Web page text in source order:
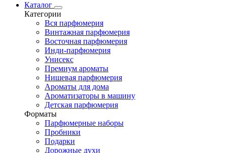
Каталог
Категории
Вся парфюмерия
Винтажная парфюмерия
Восточная парфюмерия
Инди-парфюмерия
Унисекс
Премиум ароматы
Нишевая парфюмерия
Ароматы для дома
Ароматизаторы в машину
Детская парфюмерия
Форматы
Парфюмерные наборы
Пробники
Подарки
Дорожные духи